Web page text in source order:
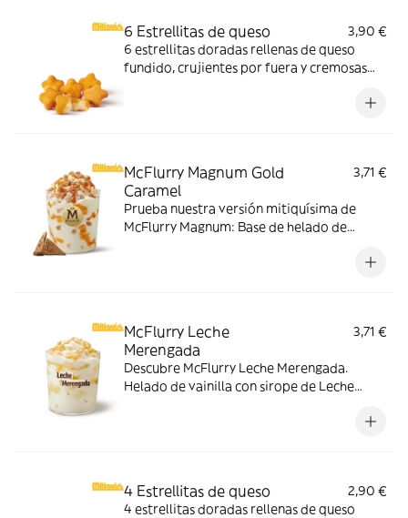
6 Estrellitas de queso
3,90 €
6 estrellitas doradas rellenas de queso
fundido, crujientes por fuera y cremosas
McFlurry Magnum Gold
Caramel
3,71 €
Prueba nuestra versión mitiquísima de
McFlurry Magnum: Base de helado de
Topping triturado de galleta con perlas y
McFlurry Leche
Merengada
3,71 €
Descubre McFlurry Leche Merengada.
Helado de vainilla con sirope de Leche
ahora y no te quedes sin tus mitiquísimos
4 Estrellitas de queso
2,90 €
4 estrellitas doradas rellenas de queso